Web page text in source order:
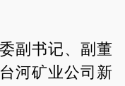
副书记、副董
河矿业公司新